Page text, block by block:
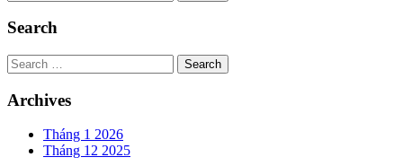
Search
Search
Archives
Tháng 1 2026
Tháng 12 2025